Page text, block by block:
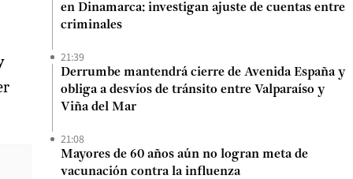
en Dinamarca: investigan ajuste de cuentas entre
criminales
21:39
Derrumbe mantendrá cierre de Avenida España y
obliga a desvíos de tránsito entre Valparaíso y
Viña del Mar
21:08
Mayores de 60 años aún no logran meta de
vacunación contra la influenza